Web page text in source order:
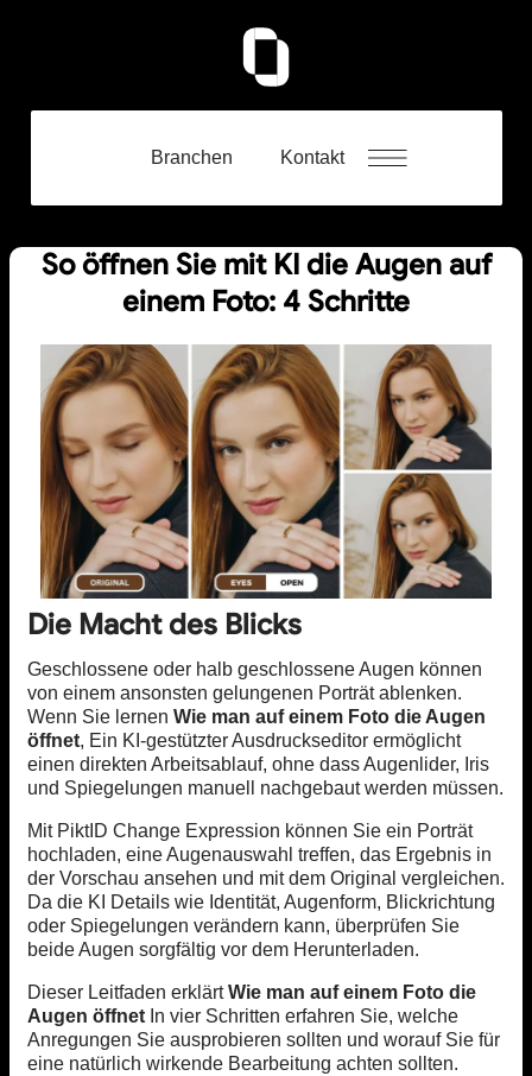
Branchen Kontakt
So öffnen Sie mit KI die Augen auf
einem Foto: 4 Schritte
Die Macht des Blicks
Geschlossene oder halb geschlossene Augen können
von einem ansonsten gelungenen Porträt ablenken.
Wenn Sie lernen Wie man auf einem Foto die Augen
öffnet, Ein KI-gestützter Ausdruckseditor ermöglicht
einen direkten Arbeitsablauf, ohne dass Augenlider, Iris
und Spiegelungen manuell nachgebaut werden müssen.
Mit PiktID Change Expression können Sie ein Porträt
hochladen, eine Augenauswahl treffen, das Ergebnis in
der Vorschau ansehen und mit dem Original vergleichen.
Da die KI Details wie Identität, Augenform, Blickrichtung
oder Spiegelungen verändern kann, überprüfen Sie
beide Augen sorgfältig vor dem Herunterladen.
Dieser Leitfaden erklärtWie man auf einem Foto die
Augen öffnet In vier Schritten erfahren Sie, welche
Anregungen Sie ausprobieren sollten und worauf Sie für
eine natürlich wirkende Bearbeitung achten sollten.